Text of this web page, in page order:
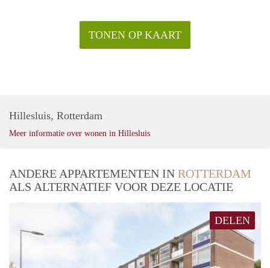
TONEN OP KAART
Hillesluis, Rotterdam
Meer informatie over wonen in Hillesluis
ANDERE APPARTEMENTEN IN ROTTERDAM
ALS ALTERNATIEF VOOR DEZE LOCATIE
DELEN